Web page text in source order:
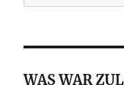
WAS WAR